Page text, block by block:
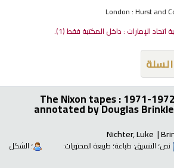
London : Hurst and
اتحاد الإمارات : داخل المكتبة فقط(1).
The Nixon tapes : 1971-
annotated by Douglas
Nichter, Luke
نص؛ التنسيق: طباعة؛ طبيعة المحتويات: ؛ الشكل